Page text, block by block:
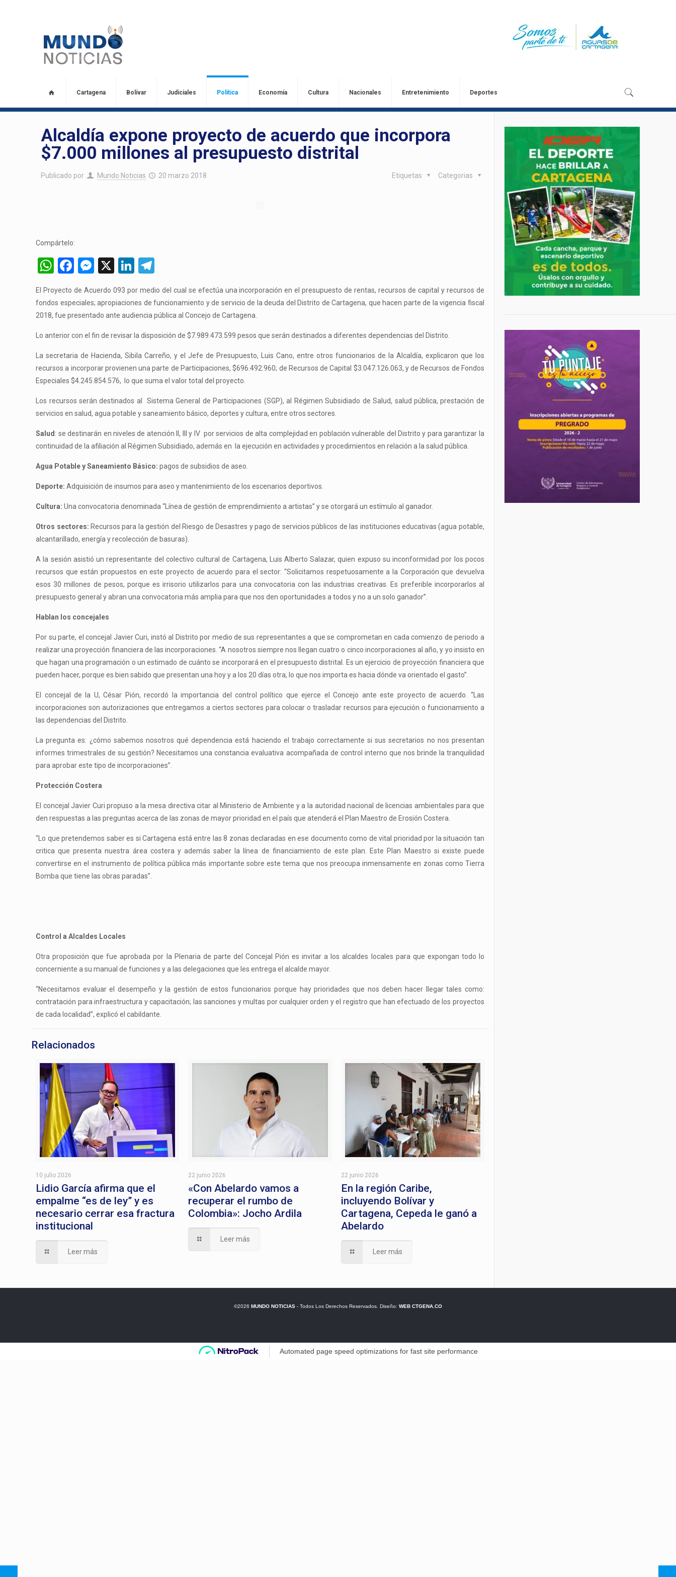
Cartagena Bolívar Judiciales Política Economía Cultura Nacionales Entretenimiento Deportes
Alcaldía expone proyecto de acuerdo que incorpora
$7.000 millones al presupuesto distrital
Publicado por Mundo Noticias 20 marzo 2018 Categorias
Etiquetas
Compártelo:
WhatsApp
Facebook
Messenger
X LinkedIn
El Proyecto de Acuerdo 093 por medio del cual se efectúa una incorporación en el presupuesto de rentas, recursos de capital y recursos de
fondos especiales; apropiaciones de funcionamiento y de servicio de la deuda del Distrito de Cartagena, que hacen parte de la vigencia fiscal
2018, fue presentado ante audiencia pública al Concejo de Cartagena.
Lo anterior con el fin de revisar la disposición de $7.989.473.599 pesos que serán destinados a diferentes dependencias del Distrito.
La secretaria de Hacienda, Sibila Carreño, y el Jefe de Presupuesto, Luis Cano, entre otros funcionarios de la Alcaldía, explicaron que los
recursos a incorporar provienen una parte de Participaciones, $696.492.960; de Recursos de Capital $3.047.126.063, y de Recursos de Fondos
Especiales $4.245.854.576, lo que suma el valor total del proyecto.
Los recursos serán destinados al Sistema General de Participaciones (SGP), al Régimen Subsidiado de Salud, salud pública, prestación de
servicios en salud, agua potable y saneamiento básico, deportes y cultura, entre otros sectores.
Salud : se destinarán en niveles de atención II, III y IV por servicios de alta complejidad en población vulnerable del Distrito y para garantizar la
continuidad de la afiliación al Régimen Subsidiado, además en la ejecución en actividades y procedimientos en relación a la salud pública.
Agua Potable y Saneamiento Básico: pagos de subsidios de aseo.
Deporte:Adquisición de insumos para aseo y mantenimiento de los escenarios deportivos.
Cultura:Una convocatoria denominada “Línea de gestión de emprendimiento a artistas” y se otorgará un estímulo al ganador.
Otros sectores: Recursos para la gestión del Riesgo de Desastres y pago de servicios públicos de las instituciones educativas (agua potable,
alcantarillado, energía y recolección de basuras).
A la sesión asistió un representante del colectivo cultural de Cartagena, Luis Alberto Salazar, quien expuso su inconformidad por los pocos
recursos que están propuestos en este proyecto de acuerdo para el sector: “Solicitamos respetuosamente a la Corporación que devuelva
esos 30 millones de pesos, porque es irrisorio utilizarlos para una convocatoria con las industrias creativas. Es preferible incorporarlos al
presupuesto general y abran una convocatoria más amplia para que nos den oportunidades a todos y no a un solo ganador”.
Hablan los concejales
Por su parte, el concejal Javier Curi, instó al Distrito por medio de sus representantes a que se comprometan en cada comienzo de periodo a
realizar una proyección financiera de las incorporaciones. “A nosotros siempre nos llegan cuatro o cinco incorporaciones al año, y yo insisto en
que hagan una programación o un estimado de cuánto se incorporará en el presupuesto distrital. Es un ejercicio de proyección financiera que
pueden hacer, porque es bien sabido que presentan una hoy y a los 20 días otra, lo que nos importa es hacia dónde va orientado el gasto”.
El concejal de la U, César Pión, recordó la importancia del control político que ejerce el Concejo ante este proyecto de acuerdo. “Las
incorporaciones son autorizaciones que entregamos a ciertos sectores para colocar o trasladar recursos para ejecución o funcionamiento a
las dependencias del Distrito.
La pregunta es: ¿cómo sabemos nosotros qué dependencia está haciendo el trabajo correctamente si sus secretarios no nos presentan
informes trimestrales de su gestión? Necesitamos una constancia evaluativa acompañada de control interno que nos brinde la tranquilidad
para aprobar este tipo de incorporaciones”.
Protección Costera
El concejal Javier Curi propuso a la mesa directiva citar al Ministerio de Ambiente y a la autoridad nacional de licencias ambientales para que
den respuestas a las preguntas acerca de las zonas de mayor prioridad en el país que atenderá el Plan Maestro de Erosión Costera.
“Lo que pretendemos saber es si Cartagena está entre las 8 zonas declaradas en ese documento como de vital prioridad por la situación tan
critica que presenta nuestra área costera y además saber la línea de financiamiento de este plan. Este Plan Maestro si existe puede
convertirse en el instrumento de política pública más importante sobre este tema que nos preocupa inmensamente en zonas como Tierra
Bomba que tiene las obras paradas”.
Control a Alcaldes Locales
Otra proposición que fue aprobada por la Plenaria de parte del Concejal Pión es invitar a los alcaldes locales para que expongan todo lo
concerniente a su manual de funciones y a las delegaciones que les entrega el alcalde mayor.
“Necesitamos evaluar el desempeño y la gestión de estos funcionarios porque hay prioridades que nos deben hacer llegar tales como:
contratación para infraestructura y capacitación; las sanciones y multas por cualquier orden y el registro que han efectuado de los proyectos
de cada localidad”, explicó el cabildante.
Relacionados
10 julio 2026
Lidio García afirma que el
empalme “es de ley” y es
necesario cerrar esa fractura
institucional
Leer más
22 junio 2026
«Con Abelardo vamos a
recuperar el rumbo de
Colombia»: Jocho Ardila
Leer más
22 junio 2026
En la región Caribe,
incluyendo Bolívar y
Cartagena, Cepeda le ganó a
Abelardo
Leer más
©2026 MUNDO NOTICIAS- Todos Los Derechos Reservados. Diseño: WEB CTGENA.CO